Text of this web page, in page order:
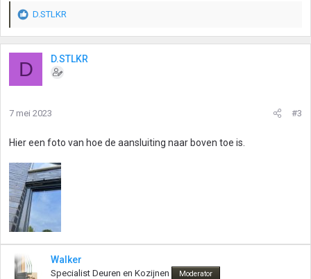
W
a
n
e
:
D.STLKR
D D.STLKR
7 mei 2023 #3
Hier een foto van hoe de aansluiting naar boven toe is.
Walker
Specialist Deuren en Kozijnen Moderator